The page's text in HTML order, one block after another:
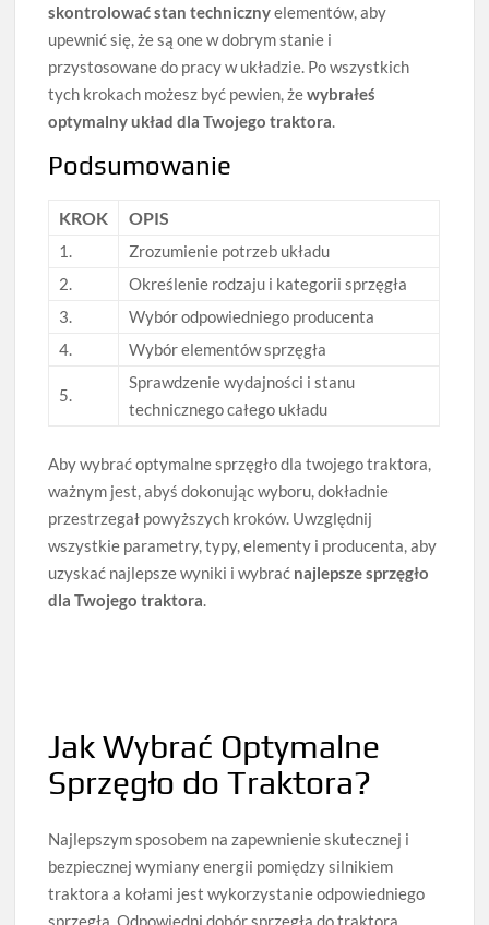
skontrolować stan technicznyelementów, aby
upewnić się, że są one w dobrym stanie i
przystosowane do pracy w układzie. Po wszystkich
tych krokach możesz być pewien, żewybrałeś
optymalny układ dla Twojego traktora.
Podsumowanie
KROK OPIS
1.
Zrozumienie potrzeb układu
2.
Określenie rodzaju i kategorii sprzęgła
3.
Wybór odpowiedniego producenta
4.
Wybór elementów sprzęgła
5.
Sprawdzenie wydajności i stanu
technicznego całego układu
Aby wybrać optymalne sprzęgło dla twojego traktora,
ważnym jest, abyś dokonując wyboru, dokładnie
przestrzegał powyższych kroków. Uwzględnij
wszystkie parametry, typy, elementy i producenta, aby
uzyskać najlepsze wyniki i wybrać najlepsze sprzęgło
dla Twojego traktora.
Jak Wybrać Optymalne
Sprzęgło do Traktora?
Najlepszym sposobem na zapewnienie skutecznej i
bezpiecznej wymiany energii pomiędzy silnikiem
traktora a kołami jest wykorzystanie odpowiedniego
sprzęgła. Odpowiedni dobór sprzęgła do traktora